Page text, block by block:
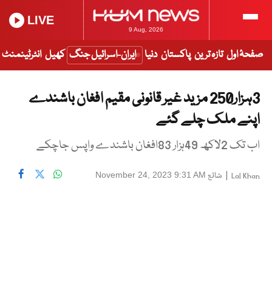
9 Aug, 2026
LIVE
صفحۂ اول تازہ ترین پاکستان دنیا ایران-اسرائیل جنگ کھیل انٹرٹینمنٹ
3ہزار250 مزید غیر قانونی مقیم افغان باشندے
اپنے ملک چلے گئے
اب تک 2لاکھ 49ہزار 83افغان باشندے واپس جاچکے
Lal Khan
| شائع November 24, 2023 9:31 AM